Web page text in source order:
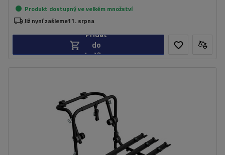
Produkt dostupný ve velkém množství
Již nyní zašleme11. srpna
Přidat
do
košíku
Nosnost nosiče jízdních kol:
45 kg
univerzální montážní systém
kompatibilní se všemi typy karoserií